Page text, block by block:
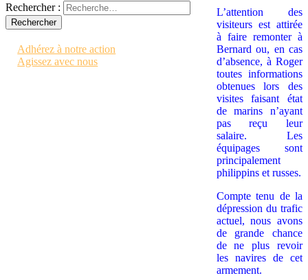
L’attention des
visiteurs est attirée
à faire remonter à
Bernard ou, en cas
d’absence, à Roger
toutes informations
obtenues lors des
visites faisant état
de marins n’ayant
pas reçu leur
salaire. Les
équipages sont
principalement
philippins et russes.
Compte tenu de la
dépression du trafic
actuel, nous avons
de grande chance
de ne plus revoir
les navires de cet
armement.
Rechercher :
Adhérez à notre action
Agissez avec nous